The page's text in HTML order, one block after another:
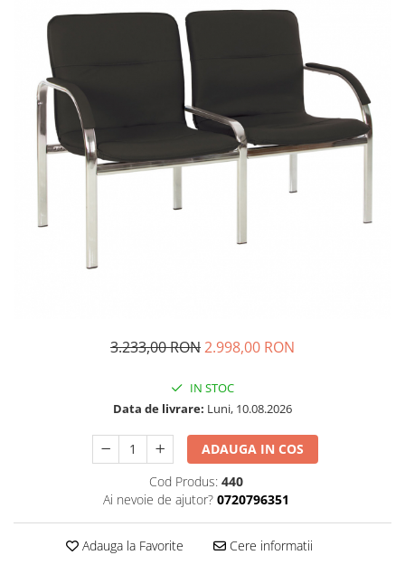
3.233,00 RON2.998,00 RON
IN STOC
Data de livrare: Luni, 10.08.2026
ADAUGA IN COS
Cod Produs: 440
Ai nevoie de ajutor? 0720796351
Adauga la Favorite Cere informatii